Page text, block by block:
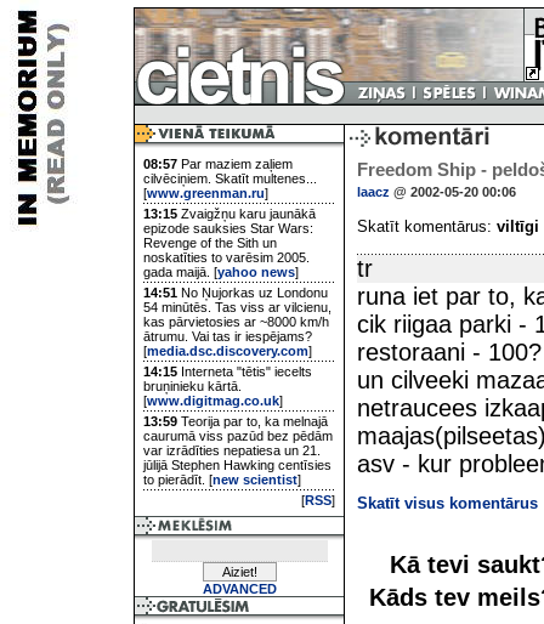
08:57 Par maziem zaļiem
cilvēciņiem. Skatīt multenes...
[www.greenman.ru]
13:15 Zvaigžņu karu jaunākā
epizode sauksies Star Wars:
Revenge of the Sith un
noskatīties to varēsim 2005.
gada maijā. [yahoo news]
14:51 No Ņujorkas uz Londonu
54 minūtēs. Tas viss ar vilcienu,
kas pārvietosies ar ~8000 km/h
ātrumu. Vai tas ir iespējams?
[media.dsc.discovery.com]
14:15 Interneta "tētis" iecelts
bruņinieku kārtā.
[www.digitmag.co.uk]
13:59 Teorija par to, ka melnajā
caurumā viss pazūd bez pēdām
var izrādīties nepatiesa un 21.
jūlijā Stephen Hawking centīsies
to pierādīt. [new scientist]
[RSS]
ADVANCED
Freedom Ship -
laacz @ 2002-05-20 00:06
Skatīt komentārus: viltīgi
tr
runa iet par to,
cik riigaa parki -
restoraani -
un cilveeki
netraucees
asv - kur
Skatīt visus komentārus
Kā tevi
Kāds tev